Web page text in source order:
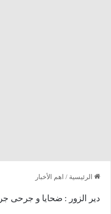
الرئيسية / اهم الأخبار
دير الزور : ضحايا و جرحى